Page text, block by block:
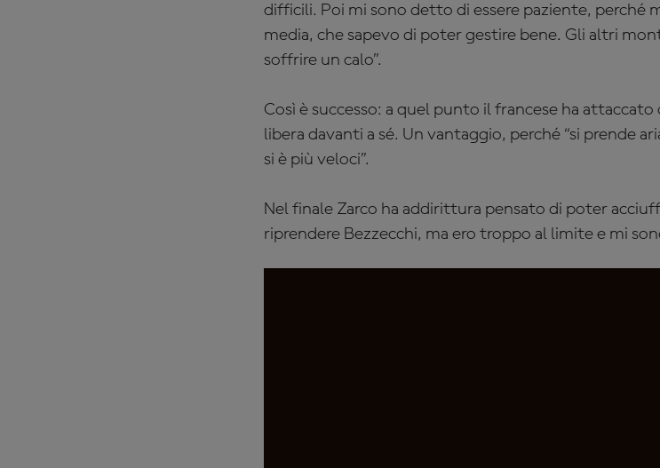
difficili. Poi mi sono detto di essere paziente, perché
media, che sapevo di poter gestire bene. Gli altri
soffrire un calo”.
Così è successo: a quel punto il francese ha
libera davanti a sé. Un vantaggio, perché “si prende
si è più veloci”.
Nel finale Zarco ha addirittura pensato di poter
riprendere Bezzecchi, ma ero troppo al limite e mi